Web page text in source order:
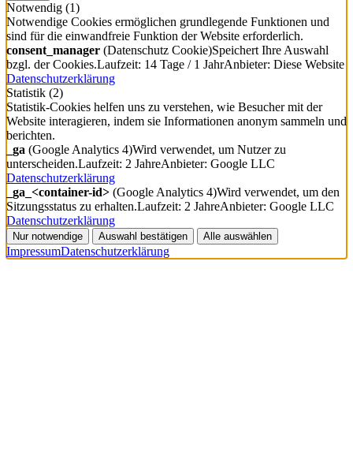
Notwendig (1)
Notwendige Cookies ermöglichen grundlegende Funktionen und
sind für die einwandfreie Funktion der Website erforderlich.
consent_manager (Datenschutz Cookie)Speichert Ihre Auswahl
bzgl. der Cookies.Laufzeit: 14 Tage / 1 JahrAnbieter: Diese Website
Datenschutzerklärung
Statistik (2)
Statistik-Cookies helfen uns zu verstehen, wie Besucher mit der
Website interagieren, indem sie Informationen anonym sammeln und
berichten.
_ga (Google Analytics 4)Wird verwendet, um Nutzer zu
unterscheiden.Laufzeit: 2 JahreAnbieter: Google LLC
Datenschutzerklärung
_ga_<container-id> (Google Analytics 4)Wird verwendet, um den
Sitzungsstatus zu erhalten.Laufzeit: 2 JahreAnbieter: Google LLC
Datenschutzerklärung
Nur notwendige Auswahl bestätigen Alle auswählen
ImpressumDatenschutzerklärung